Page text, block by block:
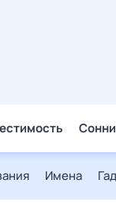
Имена